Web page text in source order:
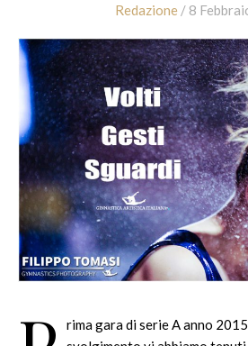
Redazione / 8
rima gara di serie A anno